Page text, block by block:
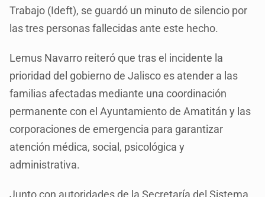
Trabajo (Ideft), se guardó un minuto de silencio por
las tres personas fallecidas ante este hecho.
Lemus Navarro reiteró que tras el incidente la
prioridad del gobierno de Jalisco es atender a las
familias afectadas mediante una coordinación
permanente con el Ayuntamiento de Amatitán y las
corporaciones de emergencia para garantizar
atención médica, social, psicológica y
administrativa.